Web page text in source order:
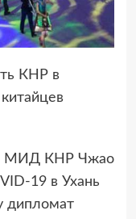
КНР в
МИД КНР Чжао
19 в Ухань
дипломат